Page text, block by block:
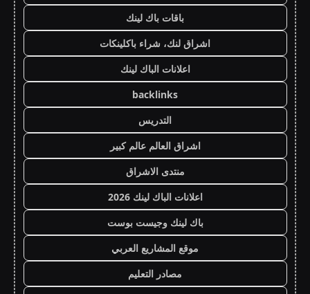
باقات باك لينك
اشراق لنك، شراء باكلينكات
اعلانات الباك لينك
backlinks
التدريس
اشراق العالم عالم كبير
منتدى الاشراق
اعلانات الباك لينك 2026
باك لينك وجيست بوست
موقع المشاريع العربي
مصادر التعليم